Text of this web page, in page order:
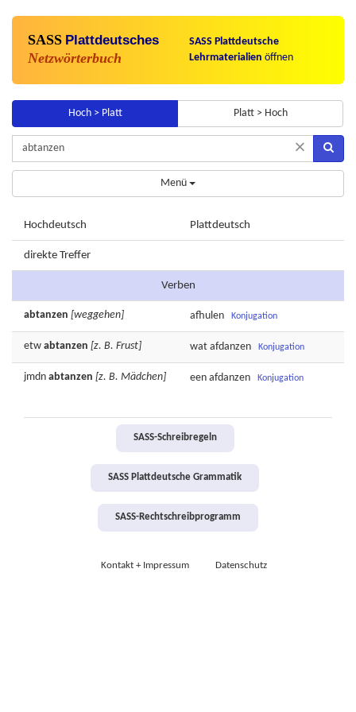
SASS Plattdeutsches
Netzwörterbuch
SASS Plattdeutsche
Lehrmaterialien öffnen
Hoch > Platt Platt > Hoch
×
Menü
Hochdeutsch Plattdeutsch
direkte Treffer
Verben
abtanzen [weggehen] afhulen Konjugation
etw abtanzen [z. B. Frust] wat afdanzen Konjugation
jmdn abtanzen [z. B. Mädchen] een afdanzen Konjugation
SASS-Schreibregeln
SASS Plattdeutsche Grammatik
SASS-Rechtschreibprogramm
Kontakt + Impressum Datenschutz